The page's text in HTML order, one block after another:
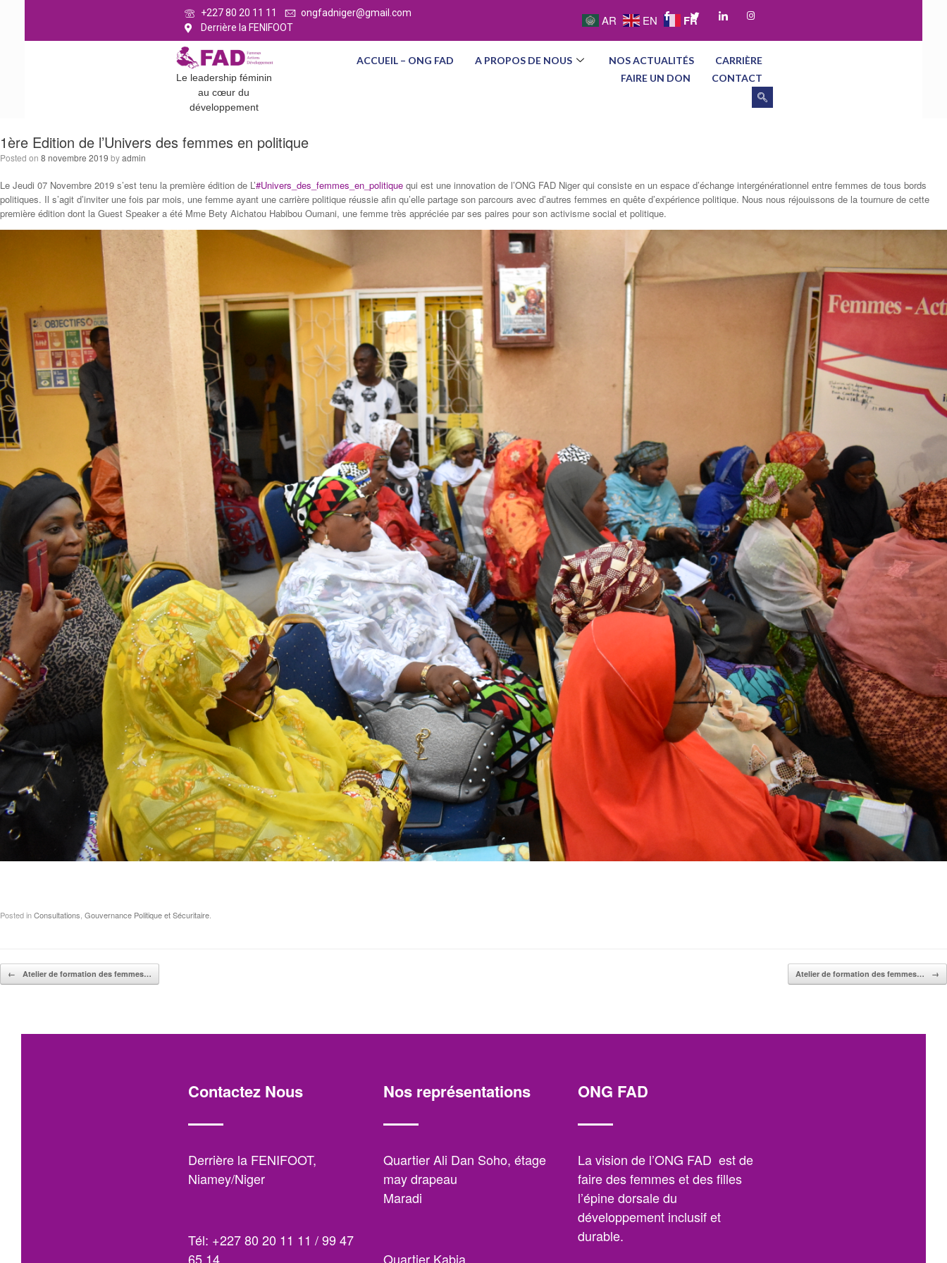
+227 80 20 11 11
ongfadniger@gmail.com
Derrière la FENIFOOT
AR EN FR
Le leadership féminin
au cœur du
développement
ACCUEIL – ONG FAD A PROPOS DE NOUS NOS ACTUALITÉS
CARRIÈRE
FAIRE UN DON
CONTACT
1ère Edition de l’Univers des femmes en politique
Posted on 8 novembre 2019 byadmin
Le Jeudi 07 Novembre 2019 s’est tenu la première édition de L’#Univers_des_femmes_en_politique qui est une innovation de l’ONG FAD Niger qui consiste en un espace d’échange intergénérationnel entre femmes de tous bords
politiques. Il s’agit d’inviter une fois par mois, une femme ayant une carrière politique réussie afin qu’elle partage son parcours avec d’autres femmes en quête d’expérience politique. Nous nous réjouissons de la tournure de cette
première édition dont la Guest Speaker a été Mme Bety Aichatou Habibou Oumani, une femme très appréciée par ses paires pour son activisme social et politique.
Posted inConsultations, Gouvernance Politique et Sécuritaire.
Post navigation
← Atelier de formation des femmes… Atelier de formation des femmes… →
Contactez Nous
Derrière la FENIFOOT,
Niamey/Niger
Tél: +227 80 20 11 11 / 99 47
65 14
Nos représentations
Quartier Ali Dan Soho, étage
may drapeau
Maradi
Quartier Kabia
ONG FAD
La vision de l’ONG FAD est de
faire des femmes et des filles
l’épine dorsale du
développement inclusif et
durable.